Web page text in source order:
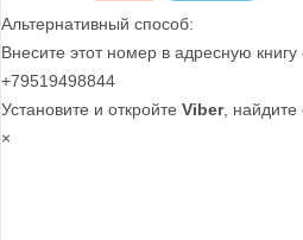
Альтернативный способ:
Внесите этот номер в адресную
+79519498844
Установите и откройтеViber, найдите
×